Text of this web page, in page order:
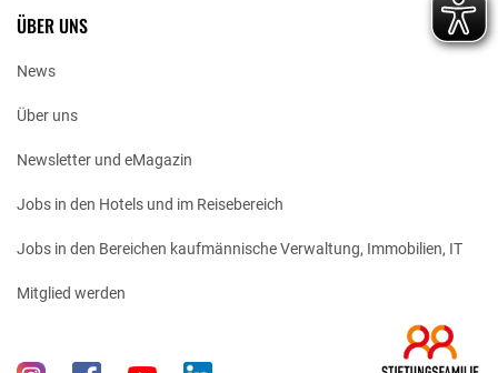
ÜBER UNS
News
Über uns
Newsletter und eMagazin
Jobs in den Hotels und im Reisebereich
Jobs in den Bereichen kaufmännische Verwaltung, Immobilien, IT
Mitglied werden